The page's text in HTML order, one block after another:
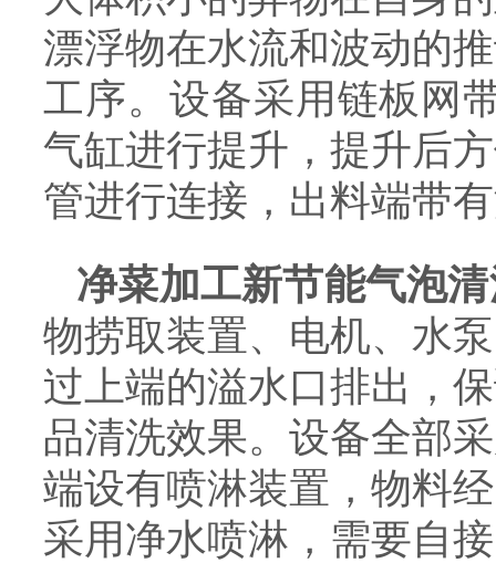
漂浮物在水流和波动的
工序。设备采用链板网
气缸进行提升，提升后
管进行连接，出料端带
净菜加工新节能气泡
物捞取装置、电机、水
过上端的溢水口排出，
品清洗效果。设备全部
端设有喷淋装置，物料
采用净水喷淋，需要自